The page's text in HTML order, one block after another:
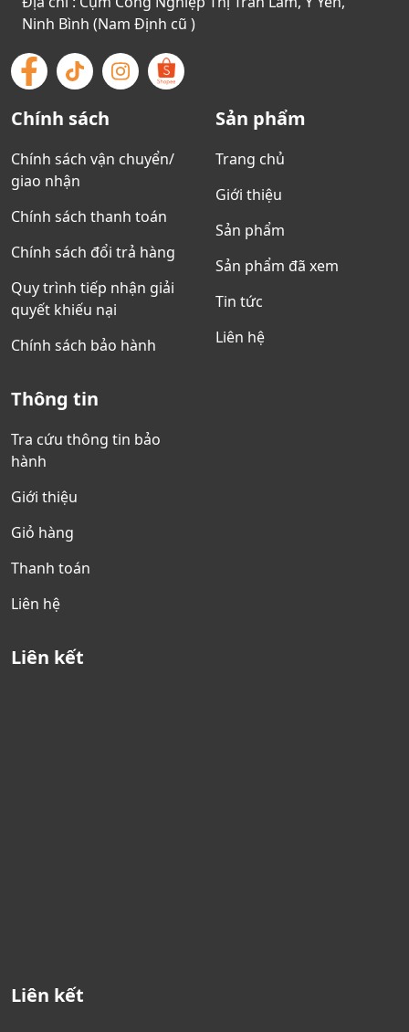
Ninh Bình (Nam Định cũ )
Chính sách
Chính sách vận chuyển/
giao nhận
Chính sách thanh toán
Chính sách đổi trả hàng
Quy trình tiếp nhận giải
quyết khiếu nại
Chính sách bảo hành
Sản phẩm
Trang chủ
Giới thiệu
Sản phẩm
Sản phẩm đã xem
Tin tức
Liên hệ
Thông tin
Tra cứu thông tin bảo
hành
Giới thiệu
Giỏ hàng
Thanh toán
Liên hệ
Liên kết
Liên kết